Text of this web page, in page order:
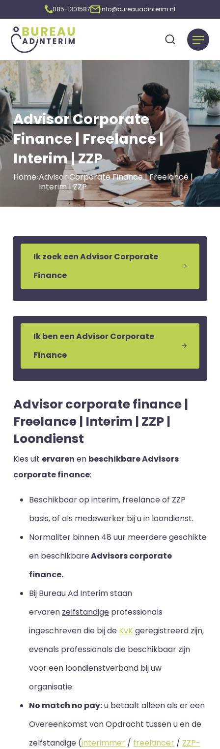
085-1301587 info@bureauadinterim.nl
Advisor Corporate
Finance | Freelance |
Interim | ZZP
Home Advisor Corporate Finance | Freelance |
Interim | ZZP
Ik zoek een Advisor Corporate
Finance
Ik ben een Advisor Corporate
Finance
Advisor corporate finance |
Freelance | Interim | ZZP |
Loondienst
Kies uit ervaren en beschikbare Advisors
corporate finance:
Beschikbaar op interim, freelance of ZZP
basis, of als medewerker bij u in loondienst.
Normaliter binnen 48 uur meerdere geschikte
en beschikbareAdvisors corporate
finance.
Bij Bureau Ad Interim staan
ervaren zelfstandige professionals
ingeschreven die bij de KvKgeregistreerd zijn,
evenals professionals die beschikbaar zijn
voor een loondienstverband bij uw
organisatie.
No match no pay:u betaalt alleen als er een
Overeenkomst van Opdracht tussen u en de
zelfstandige (interimmer / freelancer / ZZP-